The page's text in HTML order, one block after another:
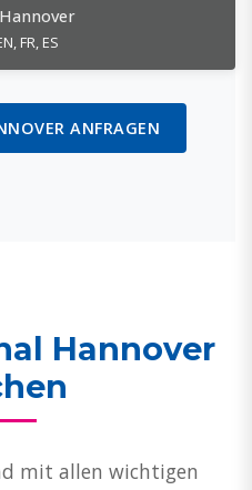
FR, ES
ANFRAGEN
Hannover
mit allen wichtigen